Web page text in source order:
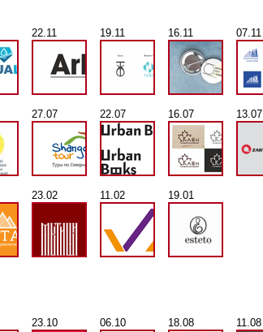
22.11 19.11 16.11 07.11
27.07 22.07 16.07 13.07
23.02 11.02 19.01
23.10 06.10 18.08 11.08